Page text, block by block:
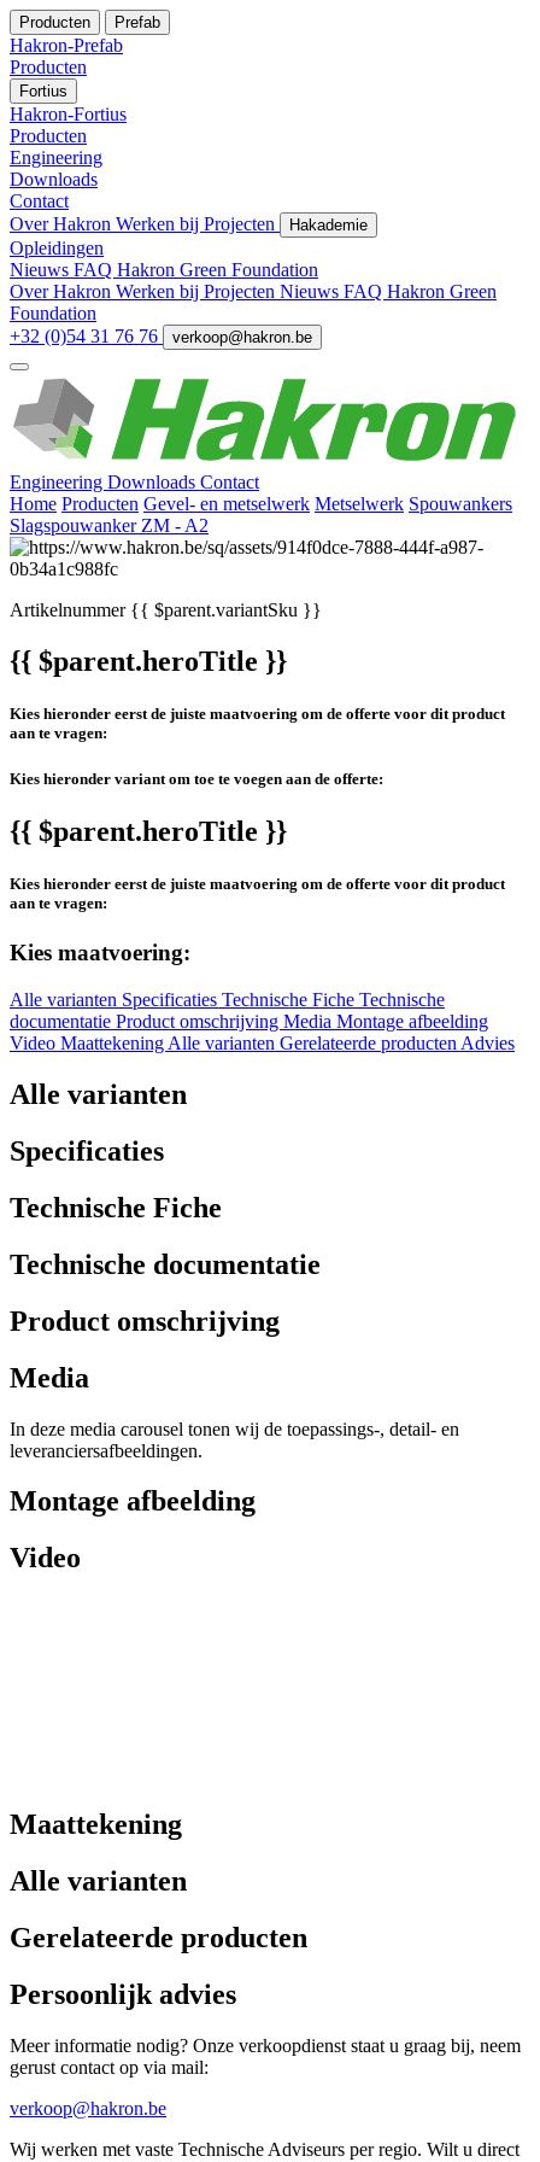
Producten Prefab
Hakron-Prefab
Producten
Fortius
Hakron-Fortius
Producten
Engineering
Downloads
Contact
Over Hakron Werken bij Projecten Hakademie
Opleidingen
Nieuws FAQ Hakron Green Foundation
Over Hakron Werken bij Projecten Nieuws FAQ Hakron Green
Foundation
+32 (0)54 31 76 76
verkoop@hakron.be
Engineering Downloads Contact
Home Producten Gevel- en metselwerk Metselwerk Spouwankers
Slagspouwanker ZM - A2
Artikelnummer{{ $parent.variantSku }}
{{ $parent.heroTitle }}
Kies hieronder eerst de juiste maatvoering om de offerte voor dit product
aan te vragen:
Kies hieronder variant om toe te voegen aan de offerte:
{{ $parent.heroTitle }}
Kies hieronder eerst de juiste maatvoering om de offerte voor dit product
aan te vragen:
Kies maatvoering:
Alle varianten Specificaties Technische Fiche Technische
documentatie Product omschrijving Media Montage afbeelding
Video Maattekening Alle varianten Gerelateerde producten Advies
Alle varianten
Specificaties
Technische Fiche
Technische documentatie
Product omschrijving
Media
In deze media carousel tonen wij de toepassings-, detail- en
leveranciersafbeeldingen.
Montage afbeelding
Video
Maattekening
Alle varianten
Gerelateerde producten
Persoonlijk advies
Meer informatie nodig? Onze verkoopdienst staat u graag bij, neem
gerust contact op via mail:
verkoop@hakron.be
Wij werken met vaste Technische Adviseurs per regio. Wilt u direct